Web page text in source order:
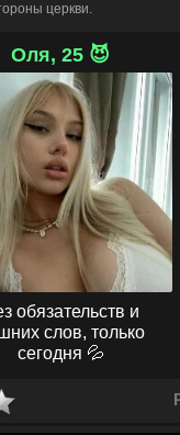
церкви.
причиной
о свободе,
жизнь Айнары,
девушка слышит зов
которую оставила
Оля, 25 😈
обязательств и
слов, только
сегодня 💦